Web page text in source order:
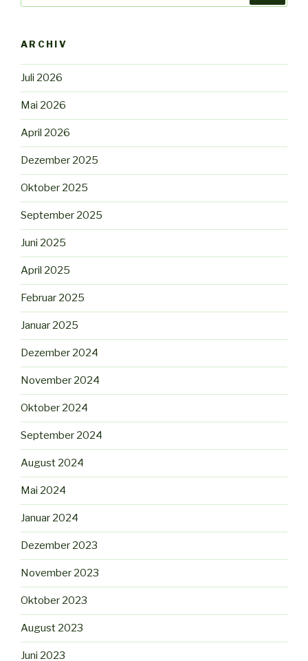
ARCHIV
Juli 2026
Mai 2026
April 2026
Dezember 2025
Oktober 2025
September 2025
Juni 2025
April 2025
Februar 2025
Januar 2025
Dezember 2024
November 2024
Oktober 2024
September 2024
August 2024
Mai 2024
Januar 2024
Dezember 2023
November 2023
Oktober 2023
August 2023
Juni 2023